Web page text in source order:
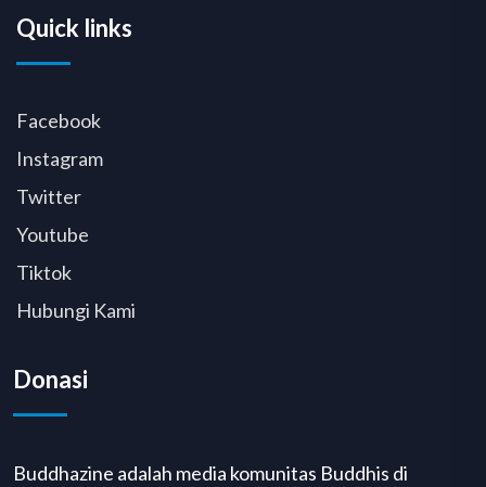
Quick links
Facebook
Instagram
Twitter
Youtube
Tiktok
Hubungi Kami
Donasi
Buddhazine adalah media komunitas Buddhis di